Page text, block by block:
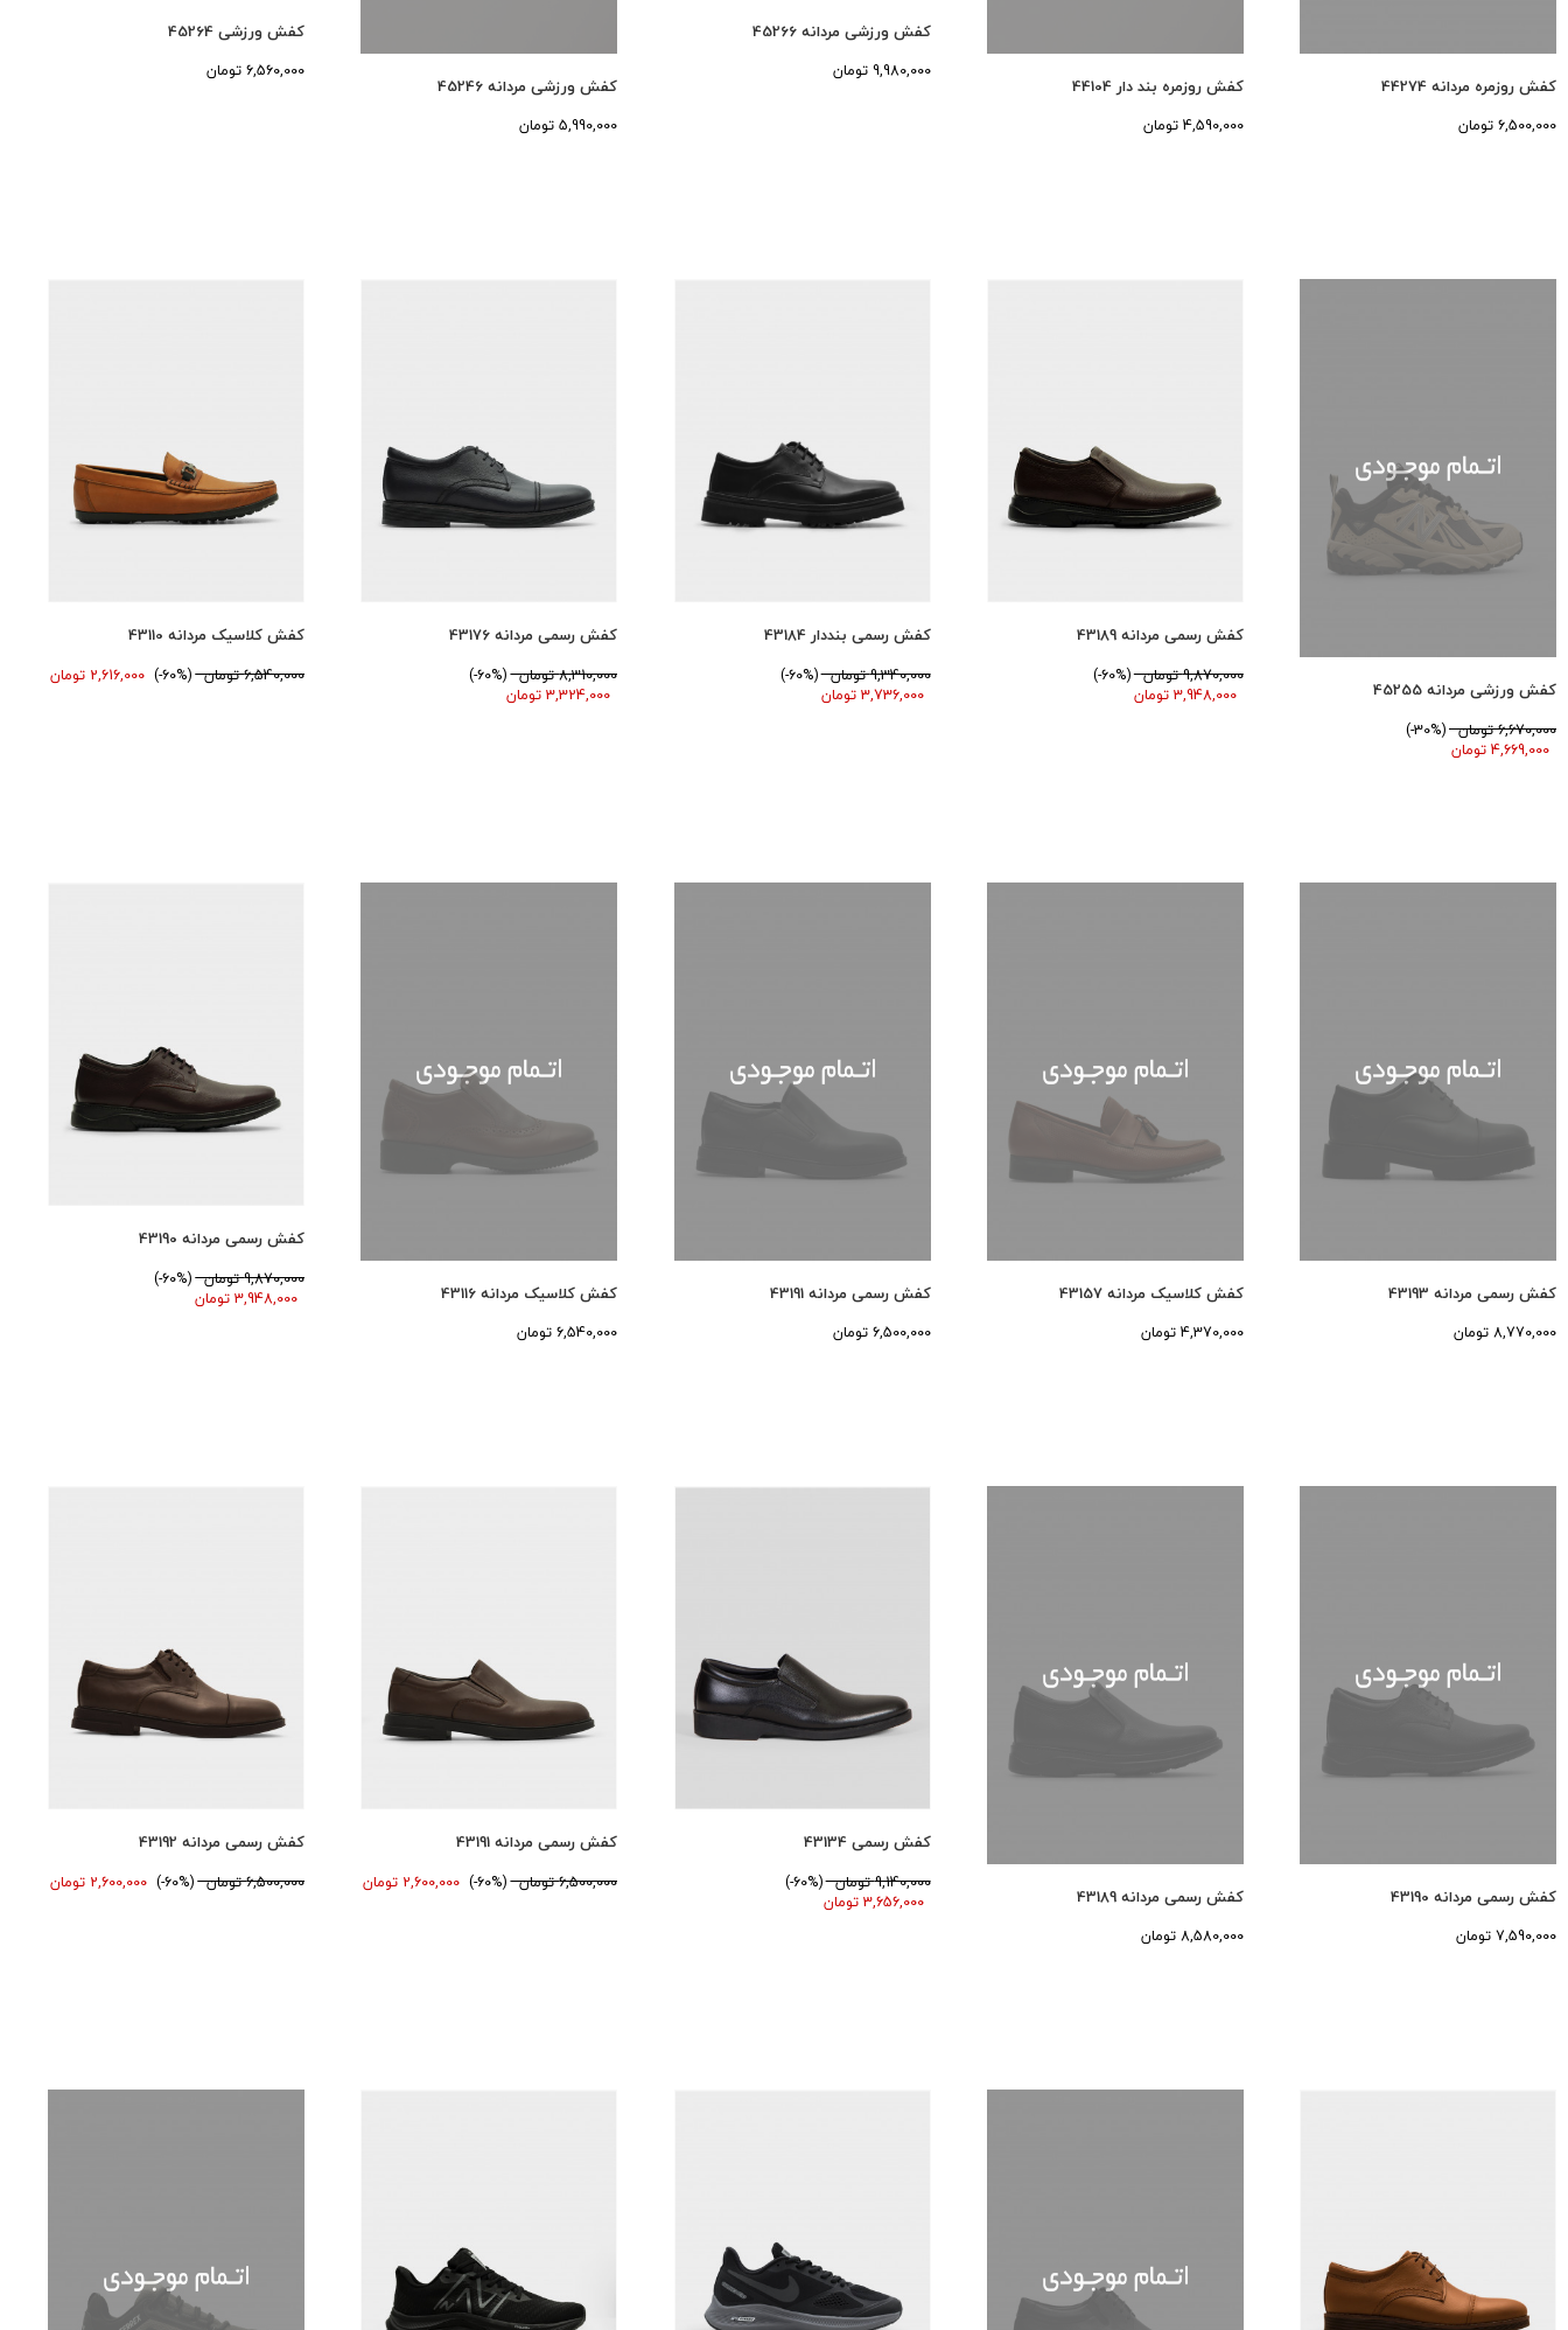
کفش روزمره مردانه 44274
6,500,000 تومان
کفش روزمره بند دار 44104
4,590,000 تومان
کفش ورزشی مردانه 45266
9,980,000 تومان
کفش ورزشی مردانه 45246
5,990,000 تومان
کفش ورزشی 45264
6,560,000 تومان
کفش ورزشی مردانه 45255
6,670,000 تومان
(30%-)
کفش رسمی مردانه 43189
9,870,000 تومان
(60%-)
3,948,000 تومان
کفش رسمی بنددار 43184
9,340,000 تومان
(60%-)
3,736,000 تومان
کفش رسمی مردانه 43176
8,310,000 تومان
(60%-)
کفش کلاسیک مردانه 43110
6,540,000 تومان
(60%-)
کفش رسمی مردانه 43193
8,770,000 تومان
کفش کلاسیک مردانه 43157
4,370,000 تومان
کفش رسمی مردانه 43191
6,500,000 تومان
کفش کلاسیک مردانه 43116
6,540,000 تومان
کفش رسمی مردانه 43190
9,870,000 تومان
(60%-)
کفش رسمی مردانه 43190
7,590,000 تومان
کفش رسمی مردانه 43189
8,580,000 تومان
کفش رسمی 43134
9,140,000 تومان
(60%-)
3,656,000 تومان
کفش رسمی مردانه 43191
6,500,000 تومان
(60%-)
کفش رسمی مردانه 43192
6,500,000 تومان
(60%-)